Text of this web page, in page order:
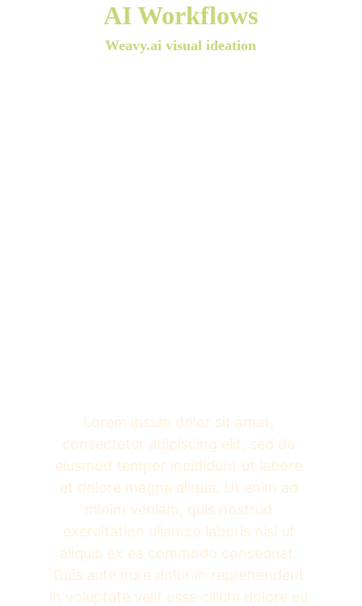
AI Workflows
Weavy.ai visual ideation
Lorem ipsum dolor sit amet,
consectetur adipiscing elit, sed do
eiusmod tempor incididunt ut labore
et dolore magna aliqua. Ut enim ad
minim veniam, quis nostrud
exercitation ullamco laboris nisi ut
aliquip ex ea commodo consequat.
Duis aute irure dolor in reprehenderit
in voluptate velit esse cillum dolore eu